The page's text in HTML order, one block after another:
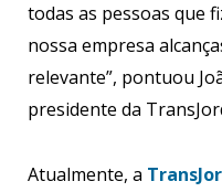
todas as pessoas que
nossa empresa
relevante”, pontuou
presidente da
Atualmente, a